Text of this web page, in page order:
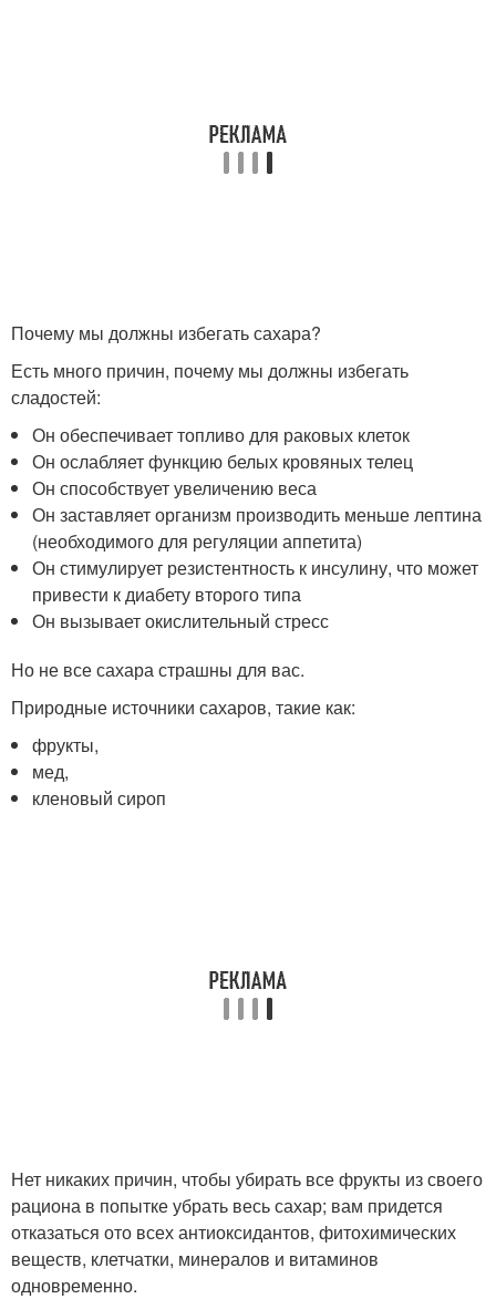
Почему мы должны избегать сахара?
Есть много причин, почему мы должны избегать
сладостей:
Он обеспечивает топливо для раковых клеток
Он ослабляет функцию белых кровяных телец
Он способствует увеличению веса
Он заставляет организм производить меньше лептина
(необходимого для регуляции аппетита)
Он стимулирует резистентность к инсулину, что может
привести к диабету второго типа
Он вызывает окислительный стресс
Но не все сахара страшны для вас.
Природные источники сахаров, такие как:
фрукты,
мед,
кленовый сироп
Нет никаких причин, чтобы убирать все фрукты из своего
рациона в попытке убрать весь сахар; вам придется
отказаться ото всех антиоксидантов, фитохимических
веществ, клетчатки, минералов и витаминов
одновременно.